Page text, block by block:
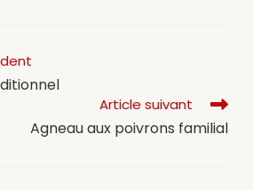
Article suivant
Agneau aux poivrons familial